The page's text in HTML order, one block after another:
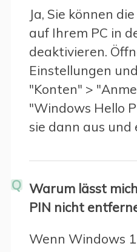
Ja, Sie können
auf Ihrem PC in
deaktivieren.
Einstellungen
"Konten" >
"Windows Hello
sie dann aus und
Q Warum lässt
PIN nicht
Wenn Windows